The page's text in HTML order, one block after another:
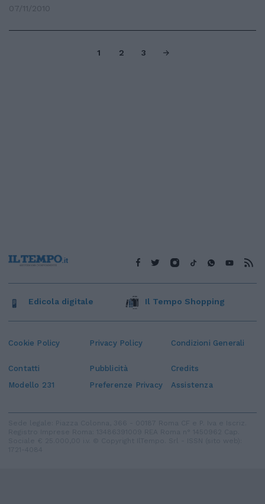
07/11/2010
1 2 3
Cookie Policy Privacy Policy Condizioni Generali
Contatti Pubblicità
Credits
Modello 231
Preferenze Privacy Assistenza
Edicola digitale Il Tempo Shopping